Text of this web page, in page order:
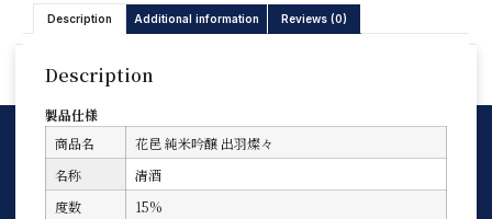
Description Additional information Reviews (0)
Description
製品仕様
商品名
花邑 純米吟醸 出羽燦々
名称
清酒
度数
15%